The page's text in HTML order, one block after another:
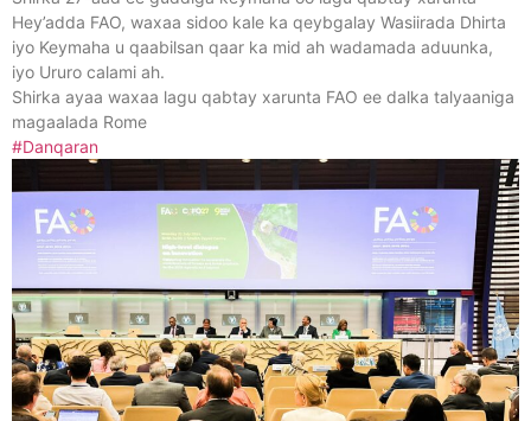
Hey’adda FAO, waxaa sidoo kale ka qeybgalay Wasiirada Dhirta
iyo Keymaha u qaabilsan qaar ka mid ah wadamada aduunka,
iyo Ururo calami ah.
Shirka ayaa waxaa lagu qabtay xarunta FAO ee dalka talyaaniga
magaalada Rome
#Danqaran